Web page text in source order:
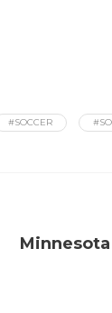
#SOCCER